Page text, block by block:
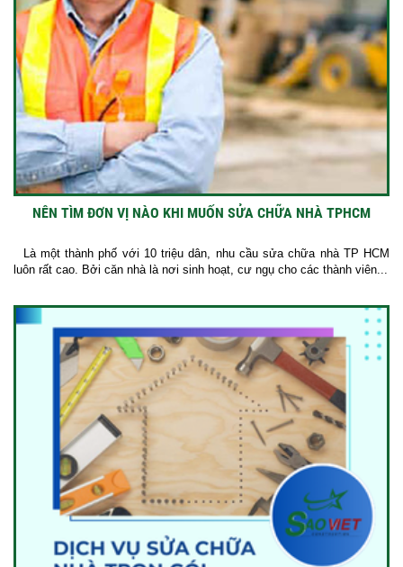
NÊN TÌM ĐƠN VỊ NÀO KHI MUỐN SỬA CHỮA NHÀ TPHCM
Là một thành phố với 10 triệu dân, nhu cầu sửa chữa nhà TP HCM
luôn rất cao. Bởi căn nhà là nơi sinh hoạt, cư ngụ cho các thành viên...